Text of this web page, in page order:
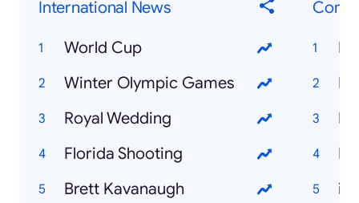
International News
World Cup
Winter Olympic Games
Royal Wedding
Florida Shooting
Brett Kavanaugh